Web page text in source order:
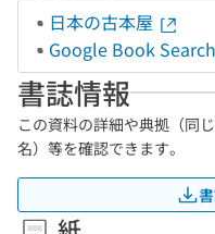
日本の古本屋
Google Book Search
書誌情報
この資料の詳細や典拠（同
名）等を確認できます。